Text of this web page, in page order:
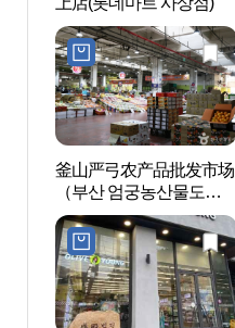
釜山严弓农产品批发市场
（부산 엄궁농산물도매
시장 ）